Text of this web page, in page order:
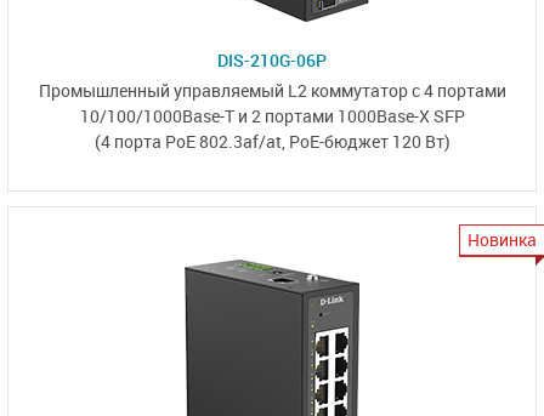
DIS-210G-06P
Промышленный управляемый L2 коммутаторс 4 портами
10/100/1000Base-Tи 2 портами 1000Base-X SFP
(4 порта PoE 802.3af/at, PoE-бюджет 120 Вт)
Новинка